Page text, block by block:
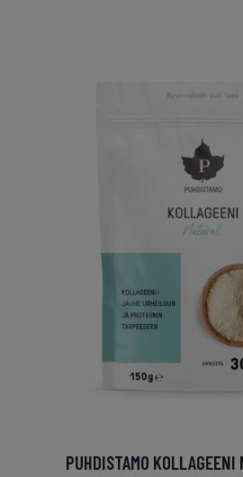
PUHDISTAMO KOLLAGEENI